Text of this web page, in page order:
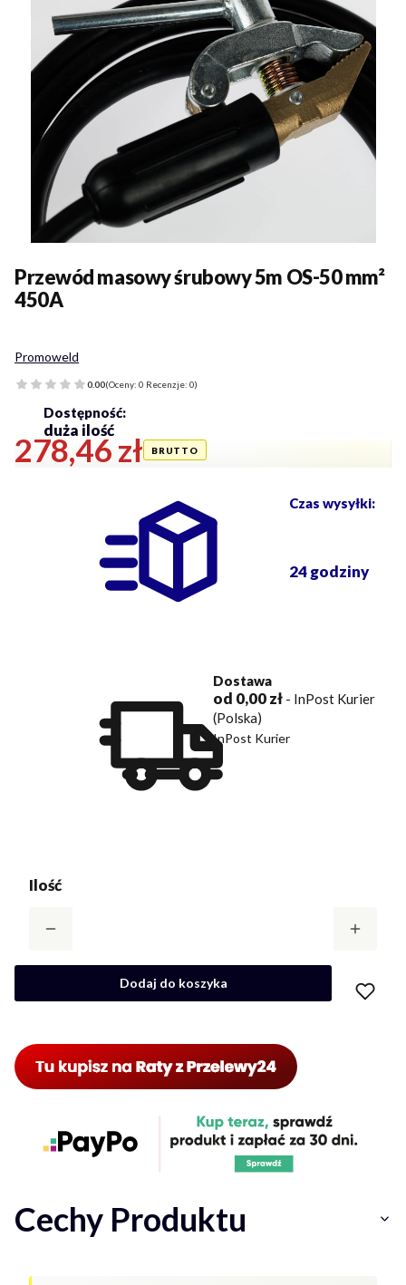
Promoweld
Przewód masowy śrubowy 5m OS-50 mm²
450A
0.00(Oceny: 0 Recenzje: 0)
Cena
278,46 zł
Dostawa
od 0,00 zł - InPost Kurier
(Polska)
InPost Kurier
Czas wysyłki:
24 godziny
Ilość
Dostępność:
duża ilość
Dodaj do koszyka
Cechy Produktu